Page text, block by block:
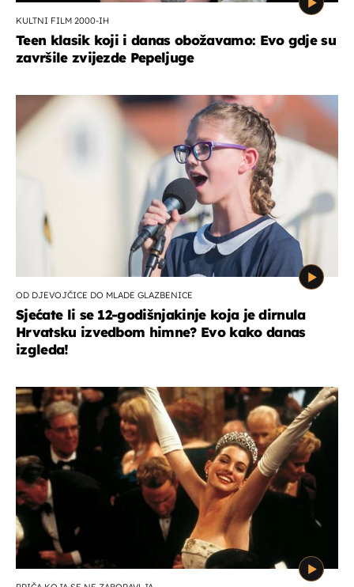
KULTNI FILM 2000-IH
Teen klasik koji i danas obožavamo: Evo gdje su
završile zvijezde Pepeljuge
OD DJEVOJČICE DO MLADE GLAZBENICE
Sjećate li se 12-godišnjakinje koja je dirnula
Hrvatsku izvedbom himne? Evo kako danas
izgleda!